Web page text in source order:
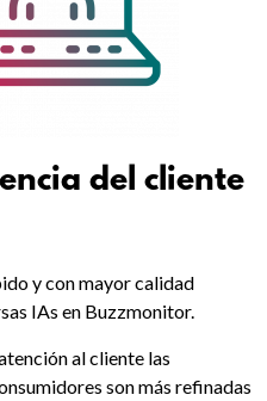
del cliente
y con mayor calidad
IAs en Buzzmonitor.
al cliente las
son más refinadas